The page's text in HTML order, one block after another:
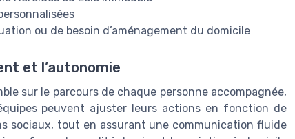
ou de besoin d’aménagement du domicile
et l’autonomie
sur le parcours de chaque personne accompagnée,
peuvent ajuster leurs actions en fonction de
sociaux, tout en assurant une communication fluide